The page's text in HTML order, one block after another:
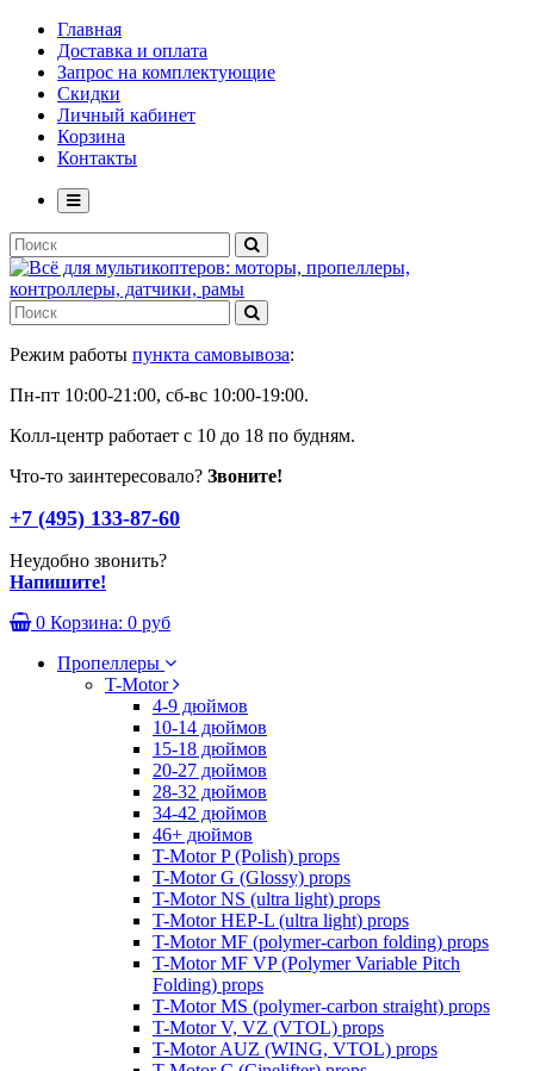
Главная
Доставка и оплата
Запрос на комплектующие
Скидки
Личный кабинет
Корзина
Контакты
Режим работы пункта самовывоза:
Пн-пт 10:00-21:00, сб-вс 10:00-19:00.
Колл-центр работает с 10 до 18 по будням.
Что-то заинтересовало? Звоните!
+7 (495) 133-87-60
Неудобно звонить?
Напишите!
0 Корзина: 0 руб
Пропеллеры
T-Motor
4-9 дюймов
10-14 дюймов
15-18 дюймов
20-27 дюймов
28-32 дюймов
34-42 дюймов
46+ дюймов
T-Motor P (Polish) props
T-Motor G (Glossy) props
T-Motor NS (ultra light) props
T-Motor HEP-L (ultra light) props
T-Motor MF (polymer-carbon folding) props
T-Motor MF VP (Polymer Variable Pitch
Folding) props
T-Motor MS (polymer-carbon straight) props
T-Motor V, VZ (VTOL) props
T-Motor AUZ (WING, VTOL) props